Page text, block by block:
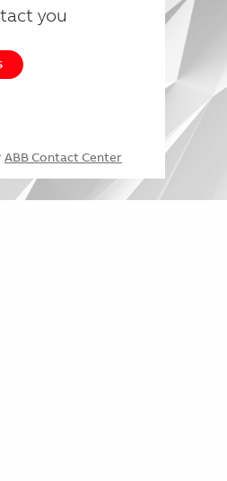
you
ABB Contact Center